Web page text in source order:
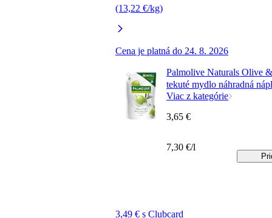
(13,22 €/kg)
Cena je platná do 24. 8. 2026
Palmolive Naturals Olive
tekuté mydlo náhradná
Viac z kategórie
3,49 € s Clubcard
3,65 €
7,30 €/l